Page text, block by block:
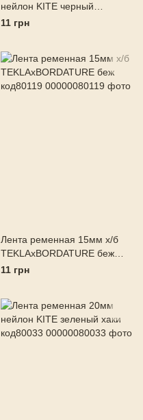
нейлон KITE черный
код80117
11 грн
Лента ременная 15мм х/б
TEKLAхBORDATURE беж
код80119
11 грн